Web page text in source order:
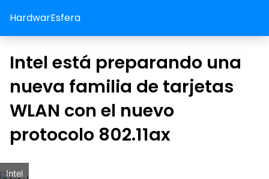
HardwarEsfera
Intel está preparando una
nueva familia de tarjetas
WLAN con el nuevo
protocolo 802.11ax
Intel